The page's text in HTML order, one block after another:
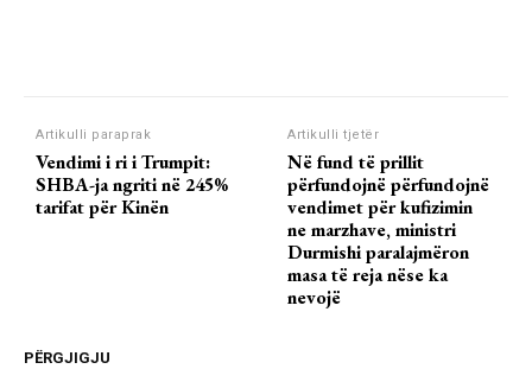
Artikulli paraprak
Vendimi i ri i Trumpit:
SHBA-ja ngriti në 245%
tarifat për Kinën
Artikulli tjetër
Në fund të prillit
përfundojnë përfundojnë
vendimet për kufizimin
ne marzhave, ministri
Durmishi paralajmëron
masa të reja nëse ka
nevojë
PËRGJIGJU